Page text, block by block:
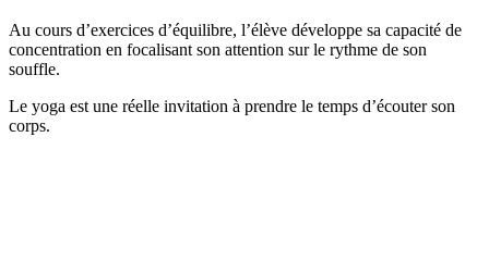
Au cours d’exercices d’équilibre, l’élève développe sa capacité de
concentration en focalisant son attention sur le rythme de son
souffle.
Le yoga est une réelle invitation à prendre le temps d’écouter son
corps.